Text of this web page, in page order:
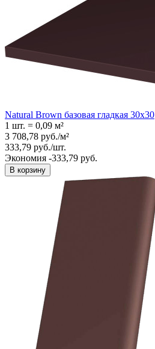
Natural Brown базовая гладкая 30x30
1 шт. = 0,09 м²
3 708,78 руб./м²
333,79 руб./шт.
Экономия -333,79 руб.
В корзину